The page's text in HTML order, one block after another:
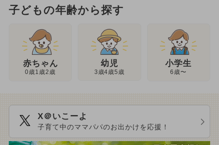
子どもの年齢から探す
赤ちゃん
0歳1歳2歳
幼児
3歳4歳5歳
小学生
6歳〜
X＠いこーよ
子育て中のママパパのお出かけを応援！